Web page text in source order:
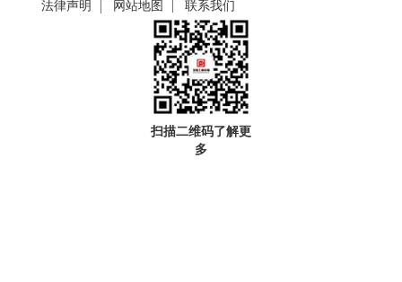
法律声明 网站地图 联系我们
扫描二维码了解更
多